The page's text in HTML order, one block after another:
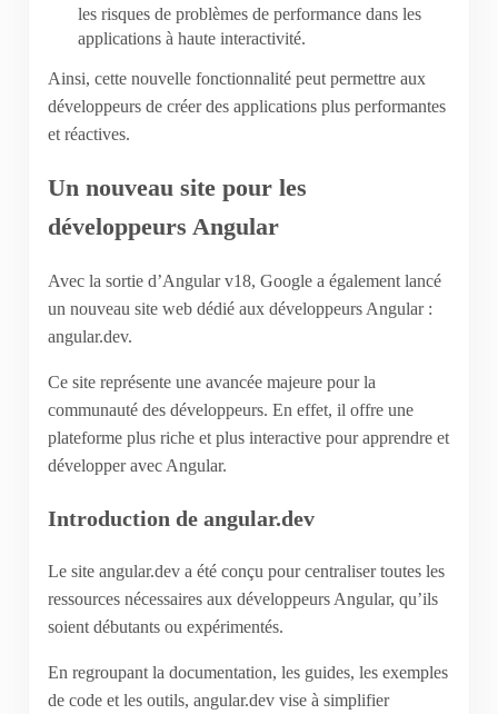
les risques de problèmes de performance dans les
applications à haute interactivité.
Ainsi, cette nouvelle fonctionnalité peut permettre aux
développeurs de créer des applications plus performantes
et réactives.
Un nouveau site pour les
développeurs Angular
Avec la sortie d’Angular v18, Google a également lancé
un nouveau site web dédié aux développeurs Angular :
angular.dev.
Ce site représente une avancée majeure pour la
communauté des développeurs. En effet, il offre une
plateforme plus riche et plus interactive pour apprendre et
développer avec Angular.
Introduction de angular.dev
Le site angular.dev a été conçu pour centraliser toutes les
ressources nécessaires aux développeurs Angular, qu’ils
soient débutants ou expérimentés.
En regroupant la documentation, les guides, les exemples
de code et les outils, angular.dev vise à simplifier